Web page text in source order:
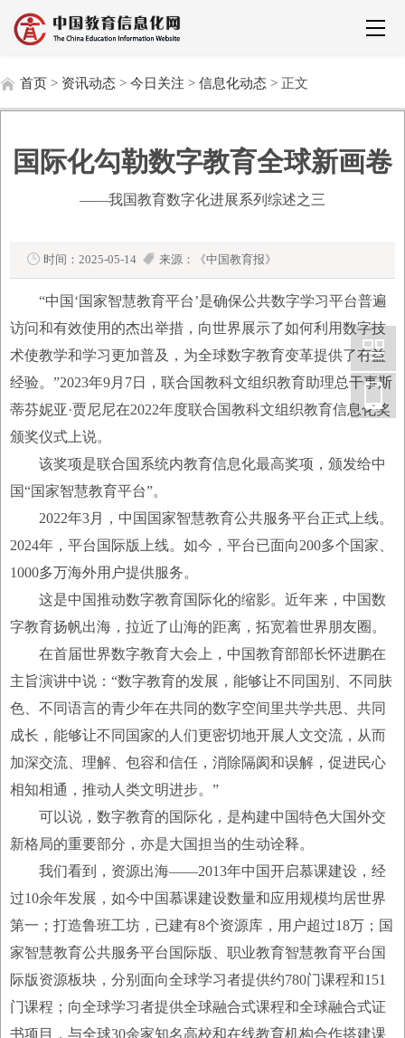
首页 > 资讯动态 > 今日关注 > 信息化动态 > 正文
国际化勾勒数字教育全球新画卷
——我国教育数字化进展系列综述之三
时间：2025-05-14 来源：《中国教育报》
“中国‘国家智慧教育平台’是确保公共数字学习平台普遍
访问和有效使用的杰出举措，向世界展示了如何利用数字技
术使教学和学习更加普及，为全球数字教育变革提供了有益
经验。”2023年9月7日，联合国教科文组织教育助理总干事斯
蒂芬妮亚·贾尼尼在2022年度联合国教科文组织教育信息化奖
颁奖仪式上说。
该奖项是联合国系统内教育信息化最高奖项，颁发给中
国“国家智慧教育平台”。
2022年3月，中国国家智慧教育公共服务平台正式上线。
2024年，平台国际版上线。如今，平台已面向200多个国家、
1000多万海外用户提供服务。
这是中国推动数字教育国际化的缩影。近年来，中国数
字教育扬帆出海，拉近了山海的距离，拓宽着世界朋友圈。
在首届世界数字教育大会上，中国教育部部长怀进鹏在
主旨演讲中说：“数字教育的发展，能够让不同国别、不同肤
色、不同语言的青少年在共同的数字空间里共学共思、共同
成长，能够让不同国家的人们更密切地开展人文交流，从而
加深交流、理解、包容和信任，消除隔阂和误解，促进民心
相知相通，推动人类文明进步。”
可以说，数字教育的国际化，是构建中国特色大国外交
新格局的重要部分，亦是大国担当的生动诠释。
我们看到，资源出海——2013年中国开启慕课建设，经
过10余年发展，如今中国慕课建设数量和应用规模均居世界
第一；打造鲁班工坊，已建有8个资源库，用户超过18万；国
家智慧教育公共服务平台国际版、职业教育智慧教育平台国
际版资源板块，分别面向全球学习者提供约780门课程和151
门课程；向全球学习者提供全球融合式课程和全球融合式证
书项目，与全球30余家知名高校和在线教育机构合作搭建课